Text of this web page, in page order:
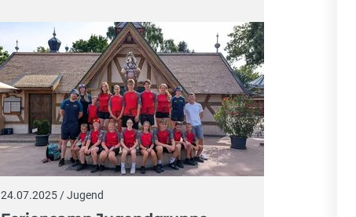
24.07.2025 / Jugend